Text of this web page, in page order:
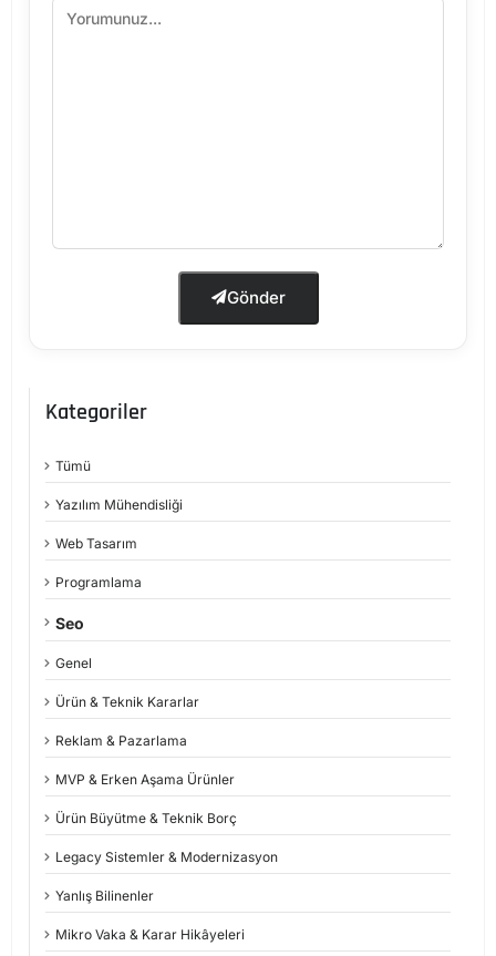
Gönder
Kategoriler
Tümü
Yazılım Mühendisliği
Web Tasarım
Programlama
Seo
Genel
Ürün & Teknik Kararlar
Reklam & Pazarlama
MVP & Erken Aşama Ürünler
Ürün Büyütme & Teknik Borç
Legacy Sistemler & Modernizasyon
Yanlış Bilinenler
Mikro Vaka & Karar Hikâyeleri